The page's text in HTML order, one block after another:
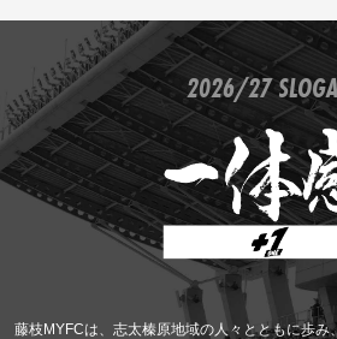
2026/27
藤枝MYFCは、志太榛原地域の人々とともに歩み